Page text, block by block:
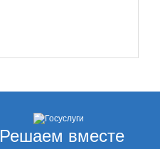
Решаем вместе